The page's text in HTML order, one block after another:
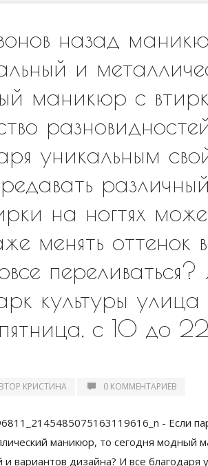
назад
и
маникюр с
уникальным
на ногтях
менять оттенок
культуры
пятница, с 10 до
КРИСТИНА 0 КОММЕНТАРИЕВ